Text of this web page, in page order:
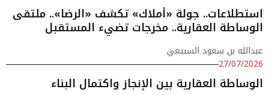
استطلاعات.. جولة «أملاك» تكشف «الرضا».. ملتقى
الوساطة العقارية.. مخرجات تضيء المستقبل
عبدالله بن سعود السبيعي
27/07/2026
الوساطة العقارية بين الإنجاز واكتمال البناء